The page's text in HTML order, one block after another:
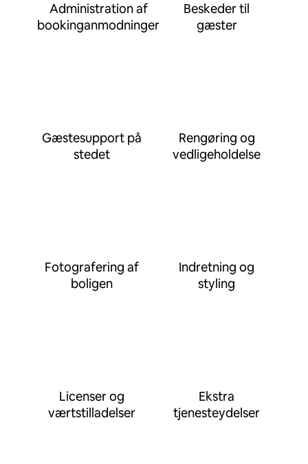
Administration af
bookinganmodninger
Beskeder til
gæster
Gæstesupport på
stedet
Rengøring og
vedligeholdelse
Fotografering af
boligen
Indretning og
styling
Licenser og
værtstilladelser
Ekstra
tjenesteydelser